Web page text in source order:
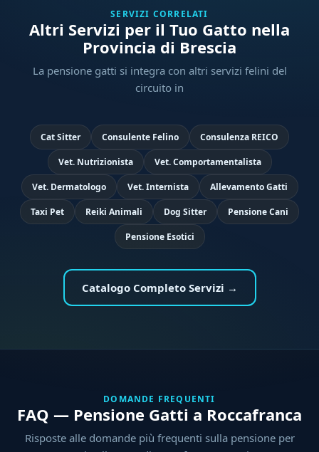
SERVIZI CORRELATI
Altri Servizi per il Tuo Gatto nella
Provincia di Brescia
La pensione gatti si integra con altri servizi felini del
circuito in
Cat Sitter Consulente Felino Consulenza REICO
Vet. Nutrizionista Vet. Comportamentalista
Vet. Dermatologo Vet. Internista Allevamento Gatti
Taxi Pet Reiki Animali Dog Sitter Pensione Cani
Pensione Esotici
Catalogo Completo Servizi →
DOMANDE FREQUENTI
FAQ — Pensione Gatti a Roccafranca
Risposte alle domande più frequenti sulla pensione per